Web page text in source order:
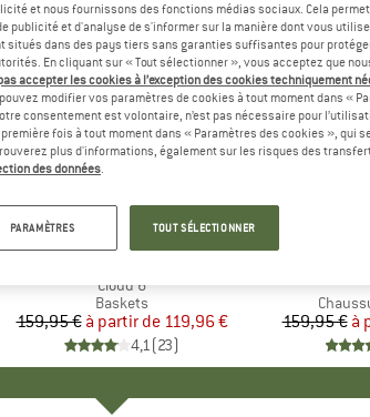
+8
Article
Cloud 6
Product group
Baskets
Prix
159,95 € Prix réduit
à partir de 119,96 €
4,1(23)
Remise
Jusqu'à -25 %
159,95 € à
Jusqu'à
et nous fournissons des fonctions médias sociaux. Cela
publicité et d'analyse de s'informer sur la manière dont vous
situés dans des pays tiers sans garanties suffisantes pour
En cliquant sur « Tout sélectionner », vous acceptez que
accepter les cookies à l’exception des cookies techniquement
modifier vos paramètres de cookies à tout moment dans «
consentement est volontaire, n’est pas nécessaire pour
fois à tout moment dans « Paramètres des cookies », qui
plus d'informations, également sur les risques des
des données.
PARAMÈTRES TOUT SÉLECTIONNER